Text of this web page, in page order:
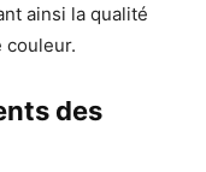
ainsi la qualité
couleur.
des